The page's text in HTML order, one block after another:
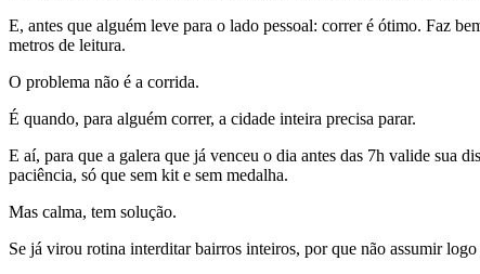
E, antes que alguém leve para o lado pessoal: correr é ótimo. Faz
metros de leitura.
O problema não é a corrida.
É quando, para alguém correr, a cidade inteira precisa parar.
E aí, para que a galera que já venceu o dia antes das 7h valide sua
paciência, só que sem kit e sem medalha.
Mas calma, tem solução.
Se já virou rotina interditar bairros inteiros, por que não assumir